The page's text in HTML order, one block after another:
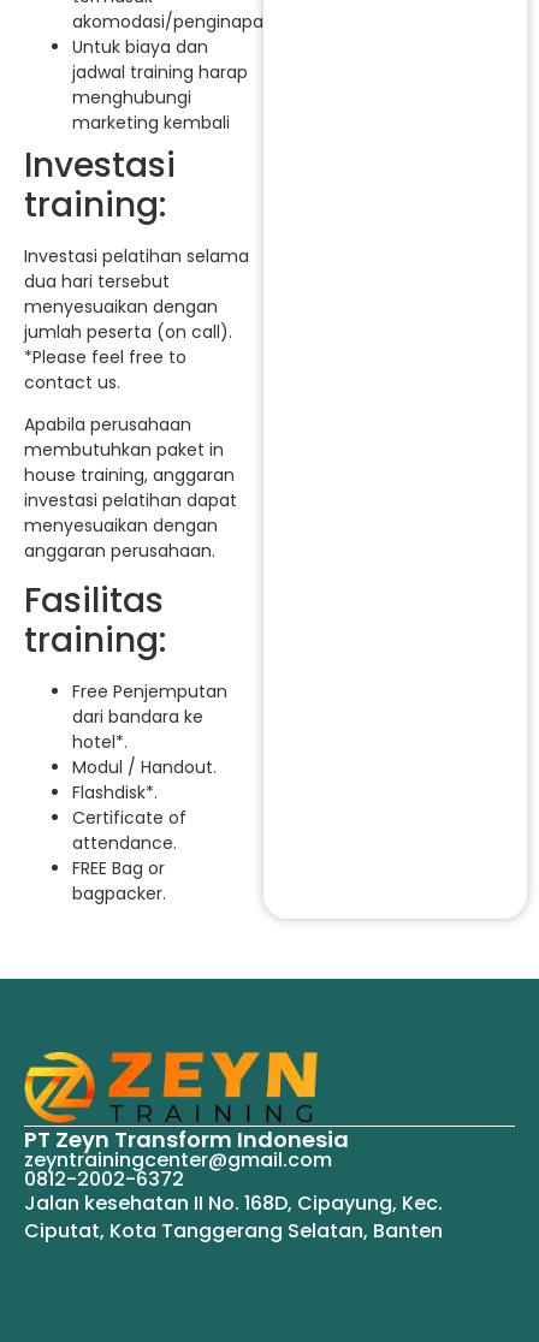
akomodasi/penginapan.
Untuk biaya dan
jadwal training harap
menghubungi
marketing kembali
Investasi
training:
Investasi pelatihan selama
dua hari tersebut
menyesuaikan dengan
jumlah peserta (on call).
*Please feel free to
contact us.
Apabila perusahaan
membutuhkan paket in
house training, anggaran
investasi pelatihan dapat
menyesuaikan dengan
anggaran perusahaan.
Fasilitas
training:
Free Penjemputan
dari bandara ke
hotel*.
Modul / Handout.
Flashdisk*.
Certificate of
attendance.
FREE Bag or
bagpacker.
PT Zeyn Transform Indonesia
zeyntrainingcenter@gmail.com
0812-2002-6372
Jalan kesehatan II No. 168D, Cipayung, Kec.
Ciputat, Kota Tanggerang Selatan, Banten